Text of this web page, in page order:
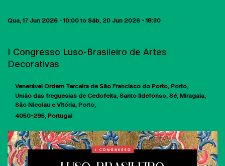
Qua, 17 Jun 2026 - 10:00to Sáb, 20 Jun 2026 - 18:30
I Congresso Luso-Brasileiro de Artes
Decorativas
Venerável Ordem Terceira de São Francisco do Porto Porto
União das freguesias de Cedofeita, Santo Ildefonso, Sé, Miragaia,
São Nicolau e Vitória, Porto
4050-295 Portugal